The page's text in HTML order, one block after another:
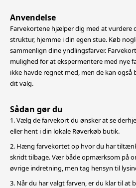
Anvendelse
Farvekortene hjælper dig med at vurdere
struktur, hjemme i din egen stue. Køb
sammenlign dine yndlingsfarver.
mulighed for atekspermentere med nye
ikke havde regnet med, men de kan
dit valg.
Sådan gør du
1. Vælg de farvekort du ønsker at se
eller hent i din lokale Røverkøb butik.
2. Hæng farvekortet op hvor du har
skridt tilbage. Vær både opmærksom på
øvrige indretning, men tag hensyn til
3. Når du har valgt farven, er du klar til at